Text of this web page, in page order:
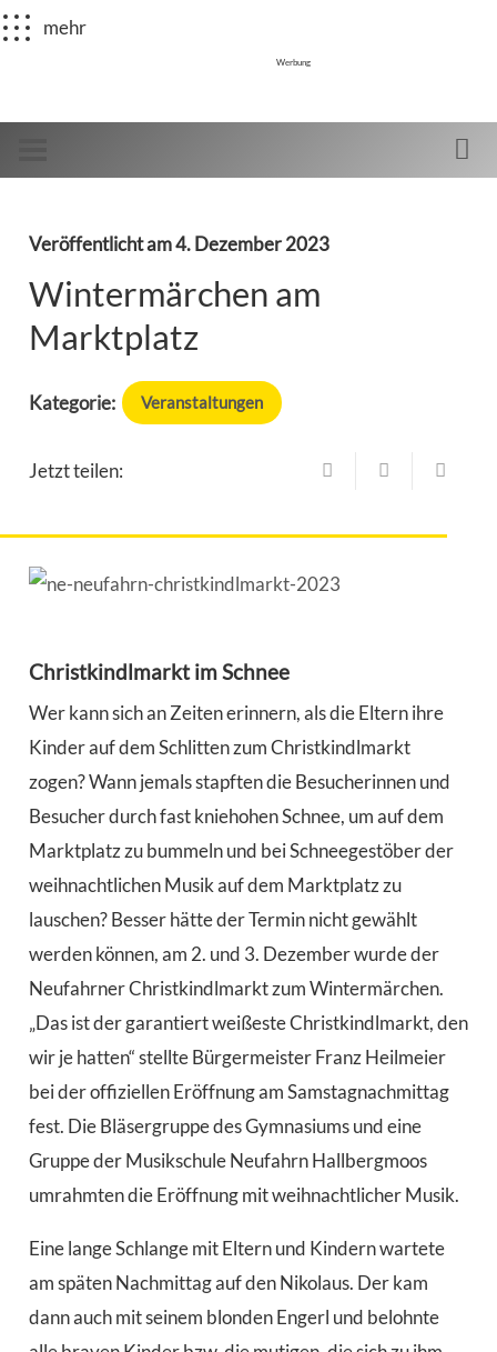
mehr
Werbung
Veröffentlicht am4. Dezember 2023
Wintermärchen am
Marktplatz
Kategorie: Veranstaltungen
Jetzt teilen:
Christkindlmarkt im Schnee
Wer kann sich an Zeiten erinnern, als die Eltern ihre
Kinder auf dem Schlitten zum Christkindlmarkt
zogen? Wann jemals stapften die Besucherinnen und
Besucher durch fast kniehohen Schnee, um auf dem
Marktplatz zu bummeln und bei Schneegestöber der
weihnachtlichen Musik auf dem Marktplatz zu
lauschen? Besser hätte der Termin nicht gewählt
werden können, am 2. und 3. Dezember wurde der
Neufahrner Christkindlmarkt zum Wintermärchen.
„Das ist der garantiert weißeste Christkindlmarkt, den
wir je hatten“ stellte Bürgermeister Franz Heilmeier
bei der offiziellen Eröffnung am Samstagnachmittag
fest. Die Bläsergruppe des Gymnasiums und eine
Gruppe der Musikschule Neufahrn Hallbergmoos
umrahmten die Eröffnung mit weihnachtlicher Musik.
Eine lange Schlange mit Eltern und Kindern wartete
am späten Nachmittag auf den Nikolaus. Der kam
dann auch mit seinem blonden Engerl und belohnte